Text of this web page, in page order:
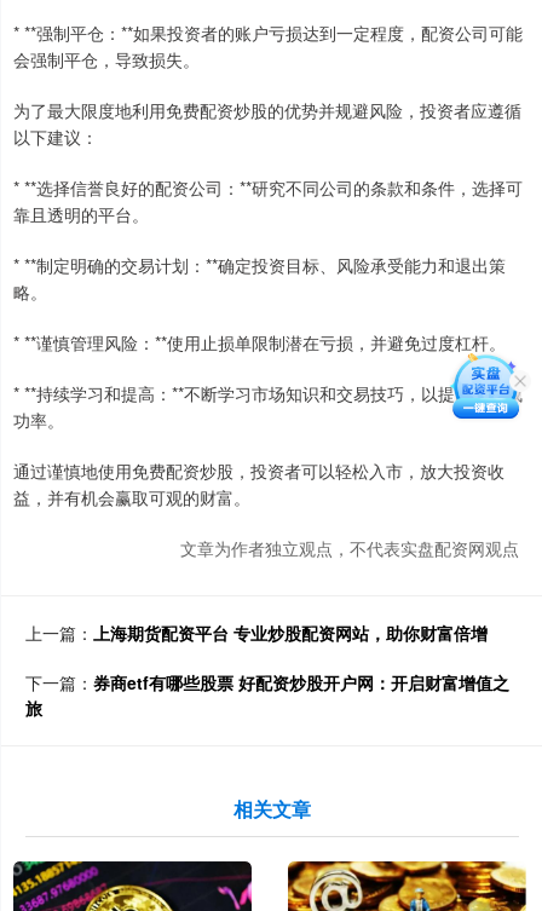
* **强制平仓：**如果投资者的账户亏损达到一定程度，配资公司可能
会强制平仓，导致损失。
为了最大限度地利用免费配资炒股的优势并规避风险，投资者应遵循
以下建议：
* **选择信誉良好的配资公司：**研究不同公司的条款和条件，选择可
靠且透明的平台。
* **制定明确的交易计划：**确定投资目标、风险承受能力和退出策
略。
* **谨慎管理风险：**使用止损单限制潜在亏损，并避免过度杠杆。
* **持续学习和提高：**不断学习市场知识和交易技巧，以提高投资成
功率。
通过谨慎地使用免费配资炒股，投资者可以轻松入市，放大投资收
益，并有机会赢取可观的财富。
文章为作者独立观点，不代表实盘配资网观点
上一篇： 上海期货配资平台 专业炒股配资网站，助你财富倍增
下一篇： 券商etf有哪些股票 好配资炒股开户网：开启财富增值之
旅
相关文章